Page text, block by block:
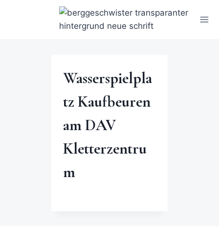
Wasserspielpla
tz Kaufbeuren
am DAV
Kletterzentru
m